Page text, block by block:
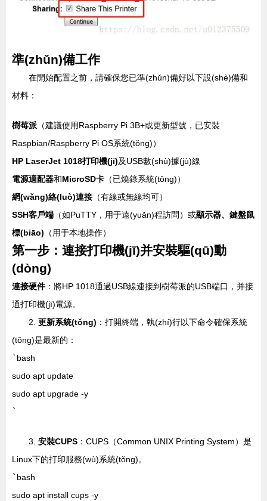
準(zhǔn)備工作
在開始配置之前，請確保您已準(zhǔn)備好以下設(shè)備和
材料：
樹莓派 （建議使用Raspberry Pi 3B+或更新型號，已安裝
Raspbian/Raspberry Pi OS系統(tǒng)）
HP LaserJet 1018打印機(jī)及USB數(shù)據(jù)線
電源適配器和MicroSD卡 （已燒錄系統(tǒng)）
網(wǎng)絡(luò)連接 （有線或無線均可）
SSH客戶端 （如PuTTY，用于遠(yuǎn)程訪問）或顯示器、鍵盤鼠
標(biāo) （用于本地操作）
第一步：連接打印機(jī)并安裝驅(qū)動
(dòng)
連接硬件：將HP 1018通過USB線連接到樹莓派的USB端口，并接
通打印機(jī)電源。
2. 更新系統(tǒng) ：打開終端，執(zhí)行以下命令確保系統
(tǒng)是最新的：
` bash
sudo apt update
sudo apt upgrade -y
`
3. 安裝CUPS ：CUPS（Common UNIX Printing System）是
Linux下的打印服務(wù)系統(tǒng)。
` bash
sudo apt install cups -y